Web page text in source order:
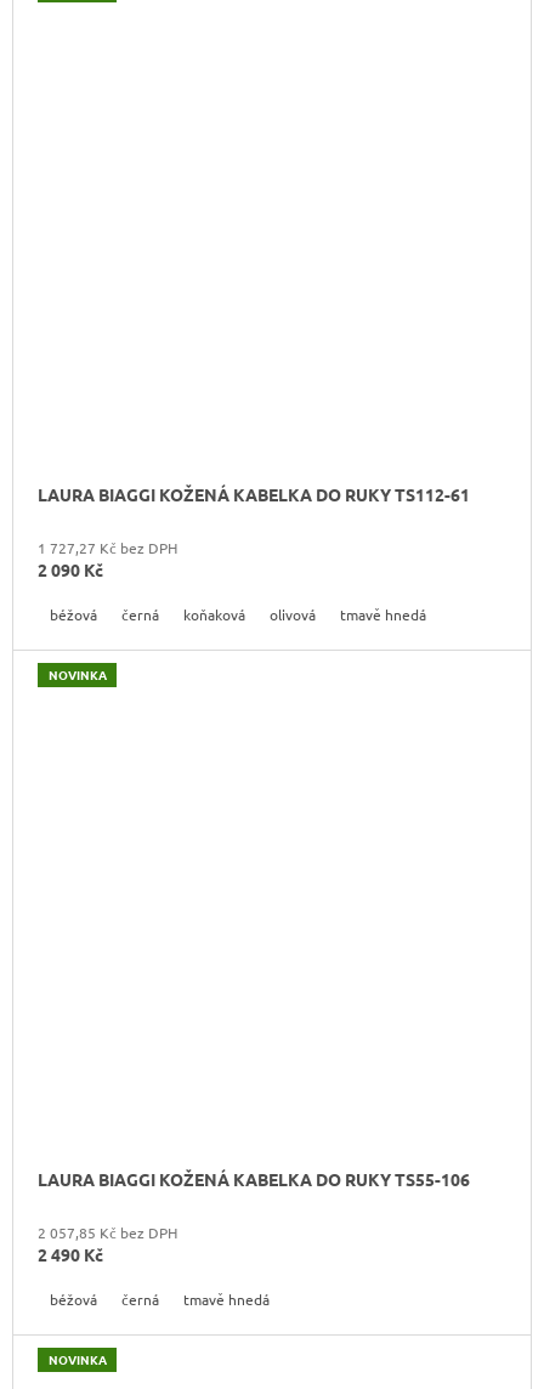
LAURA BIAGGI KOŽENÁ KABELKA DO RUKY TS112-61
1 727,27 Kč bez DPH
2 090 Kč
béžová černá koňaková olivová tmavě hnedá
NOVINKA
LAURA BIAGGI KOŽENÁ KABELKA DO RUKY TS55-106
2 057,85 Kč bez DPH
2 490 Kč
béžová černá tmavě hnedá
NOVINKA